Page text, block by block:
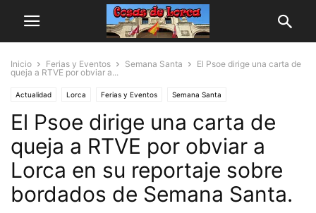
Inicio Ferias y Eventos Semana Santa
El Psoe dirige una carta de
queja a RTVE por obviar a...
Actualidad Lorca Ferias y Eventos Semana Santa
El Psoe dirige una carta de
queja a RTVE por obviar a
Lorca en su reportaje sobre
bordados de Semana Santa.